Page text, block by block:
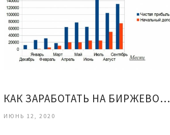
КАК ЗАРАБОТАТЬ НА БИРЖЕВОМ РЫНКЕ
ИЮНЬ 12, 2020